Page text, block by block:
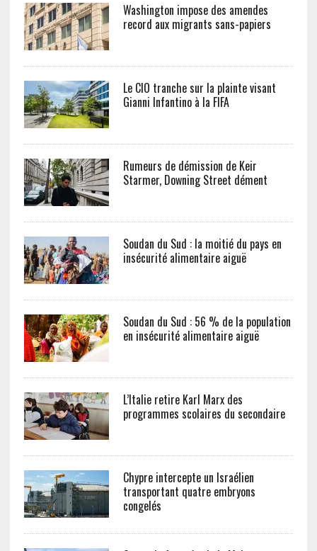
Washington impose des amendes
record aux migrants sans-papiers
Le CIO tranche sur la plainte visant
Gianni Infantino à la FIFA
Rumeurs de démission de Keir
Starmer, Downing Street dément
Soudan du Sud : la moitié du pays en
insécurité alimentaire aiguë
Soudan du Sud : 56 % de la population
en insécurité alimentaire aiguë
L’Italie retire Karl Marx des
programmes scolaires du secondaire
Chypre intercepte un Israélien
transportant quatre embryons
congelés